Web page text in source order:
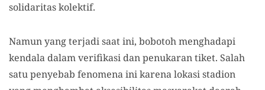
solidaritas kolektif.
Namun yang terjadi saat ini, bobotoh menghadapi
kendala dalam verifikasi dan penukaran tiket. Salah
satu penyebab fenomena ini karena lokasi stadion